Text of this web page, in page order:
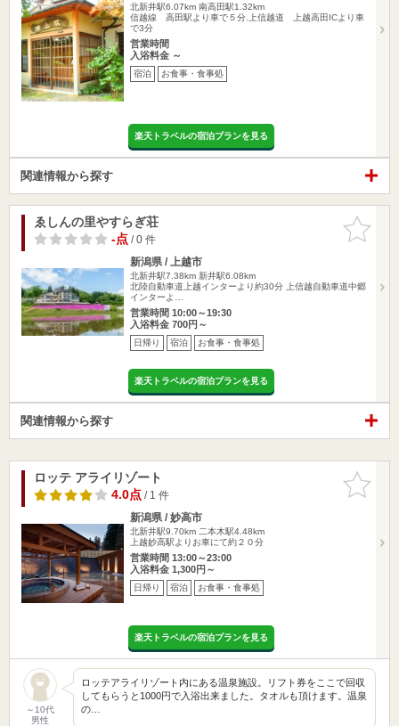
北新井駅6.07km 南高田駅1.32km
信越線 高田駅より車で５分.上信越道 上越高田ICより車
で3分
営業時間
入浴料金 ～
宿泊 お食事・食事処
楽天トラベルの宿泊プランを見る
関連情報から探す
お気に入
りに追加
ゑしんの里やすらぎ荘
-点/ 0 件
新潟県 / 上越市
北新井駅7.38km 新井駅6.08km
北陸自動車道上越インターより約30分 上信越自動車道中郷
インターよ…
営業時間 10:00～19:30
入浴料金 700円～
日帰り 宿泊 お食事・食事処
楽天トラベルの宿泊プランを見る
関連情報から探す
お気に入
りに追加
ロッテ アライリゾート
4.0点/ 1 件
新潟県 / 妙高市
北新井駅9.70km 二本木駅4.48km
上越妙高駅よりお車にて約２０分
営業時間 13:00～23:00
入浴料金 1,300円～
日帰り 宿泊 お食事・食事処
楽天トラベルの宿泊プランを見る
～10代
男性
ロッテアライリゾート内にある温泉施設。リフト券をここで回収
してもらうと1000円で入浴出来ました。タオルも頂けます。温泉
の…